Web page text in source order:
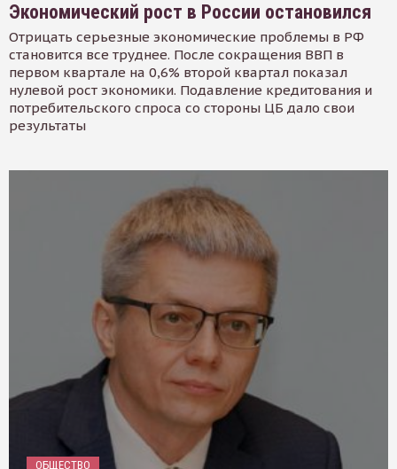
Экономический рост в России остановился
Отрицать серьезные экономические проблемы в РФ
становится все труднее. После сокращения ВВП в
первом квартале на 0,6% второй квартал показал
нулевой рост экономики. Подавление кредитования и
потребительского спроса со стороны ЦБ дало свои
результаты
ОБЩЕСТВО